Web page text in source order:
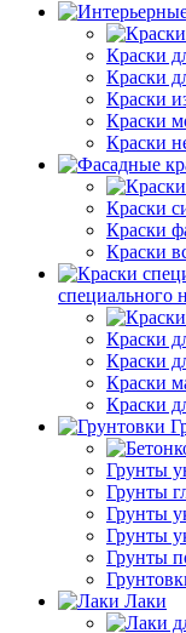
Краски
Краски
Краски
Краски
Краски
Краски
Краски
Краски
специального
Краски
Краски
Краски
Краски
Грунты
Грунты
Грунты
Грунты
Грунты
Лаки